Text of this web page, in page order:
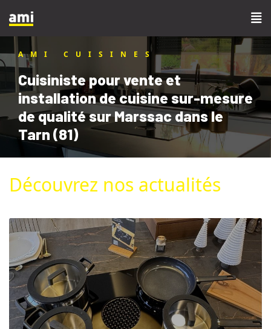
AMI CUISINES
Cuisiniste pour vente et
installation de cuisine sur-mesure
de qualité sur Marssac dans le
Tarn (81)
Découvrez nos actualités